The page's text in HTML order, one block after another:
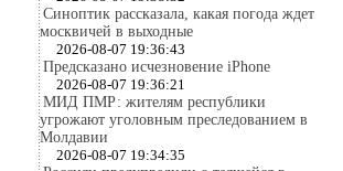
Синоптик рассказала, какая погода ждет
москвичей в выходные
2026-08-07 19:36:43
Предсказано исчезновение iPhone
2026-08-07 19:36:21
МИД ПМР: жителям республики
угрожают уголовным преследованием в
Молдавии
2026-08-07 19:34:35